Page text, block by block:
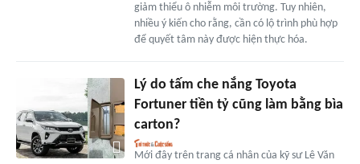
giảm thiểu ô nhiễm môi trường. Tuy nhiên,
nhiều ý kiến cho rằng, cần có lộ trình phù hợp
để quyết tâm này được hiện thực hóa.
Lý do tấm che nắng Toyota
Fortuner tiền tỷ cũng làm bằng bìa
carton?
Mới đây trên trang cá nhân của kỹ sư Lê Văn